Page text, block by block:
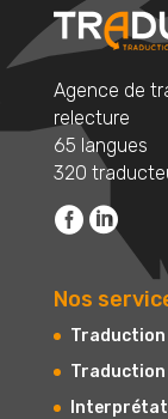
Agence de
relecture
65 langues
320
Nos
Traduction
Traduction